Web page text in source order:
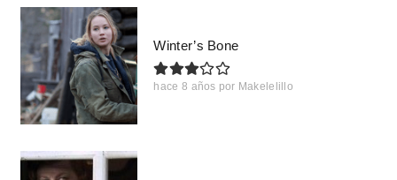
Winter’s Bone
hace 8 años por Makelelillo